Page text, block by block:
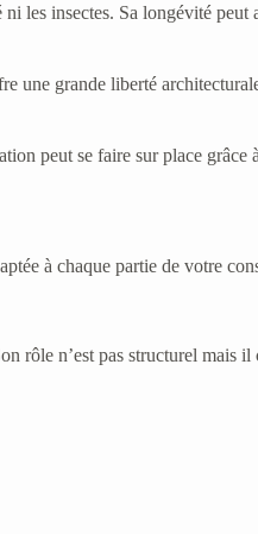
les insectes. Sa longévité peut
une grande liberté
peut se faire sur place grâce
à chaque partie de votre
rôle n’est pas structurel mais